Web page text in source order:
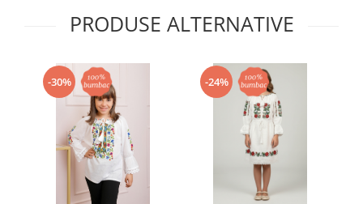
PRODUSE ALTERNATIVE
-30% -24%